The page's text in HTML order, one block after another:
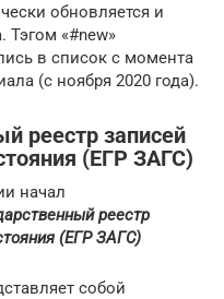
обновляется и
Тэгом «#new»
в список с момента
(с ноября 2020 года).
реестр записей
(ЕГР ЗАГС)
начал
реестр
(ЕГР ЗАГС)
собой